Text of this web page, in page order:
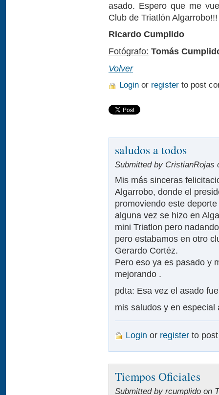
asado. Espero que me
Club de Triatlón Algarrobo!!!
Ricardo Cumplido
Fotógrafo: Tomás
Volver
Login or register to post
saludos a todos
Submitted by CristianRojas
Mis más sinceras
Algarrobo, donde el
promoviendo este
alguna vez se hizo en
mini Triatlon pero
pero estabamos en otro
Gerardo Cortéz.
Pero eso ya es pasado y
mejorando .
pdta: Esa vez el asado
mis saludos y en especial
Login or register to
Tiempos Oficiales
Submitted by rcumplido on